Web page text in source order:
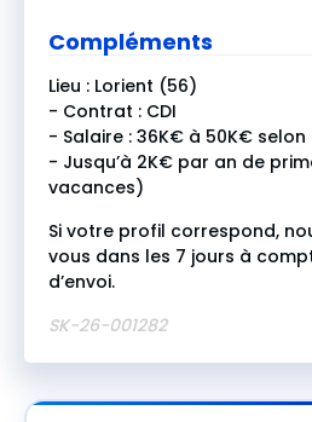
Compléments
Lieu : Lorient (56)
- Contrat : CDI
- Salaire : 36K€ à 50K€
- Jusqu’à 2K€ par an de
vacances)
Si votre profil correspond,
vous dans les 7 jours à
d’envoi.
SK-26-001282